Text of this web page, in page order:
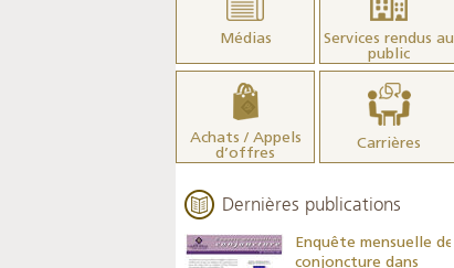
Médias
Services rendus au
public
Achats / Appels
d’offres
Carrières
Dernières publications
Enquête mensuelle de
conjoncture dans